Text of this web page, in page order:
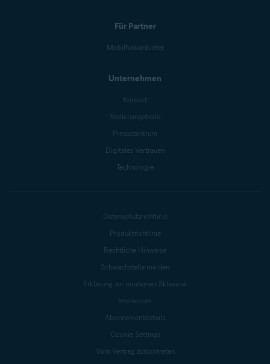
Für Partner
Mobilfunkanbieter
Unternehmen
Kontakt
Stellenangebote
Pressezentrum
Digitales Vertrauen
Technologie
Datenschutzrichtlinie
Produktrichtlinie
Rechtliche Hinweise
Schwachstelle melden
Erklärung zur modernen Sklaverei
Impressum
Abonnementdetails
Cookie Settings
Vom Vertrag zurücktreten